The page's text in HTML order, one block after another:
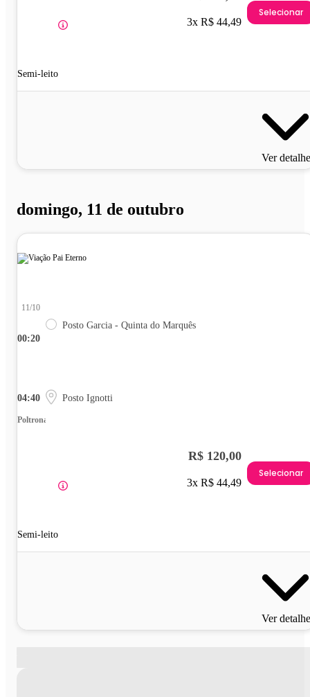
Semi-leito
3x R$ 44,49
Selecionar
Ver
domingo, 11 de outubro
00:20
11/10
Posto Garcia - Quinta do Marquês
04:40 Posto Ignotti
Poltrona
Semi-leito
R$ 120,00
3x R$ 44,49
Selecionar
Ver